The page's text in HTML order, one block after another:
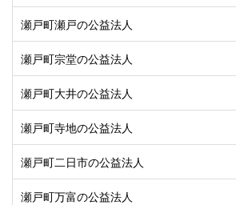
瀬戸町瀬戸の公益法人
瀬戸町宗堂の公益法人
瀬戸町大井の公益法人
瀬戸町寺地の公益法人
瀬戸町二日市の公益法人
瀬戸町万富の公益法人